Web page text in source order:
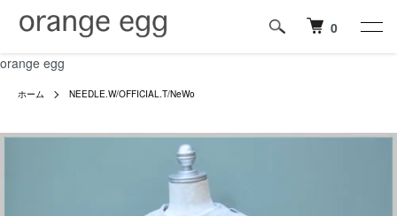
orange egg
0
ホーム NEEDLE.W/OFFICIAL.T/NeWo